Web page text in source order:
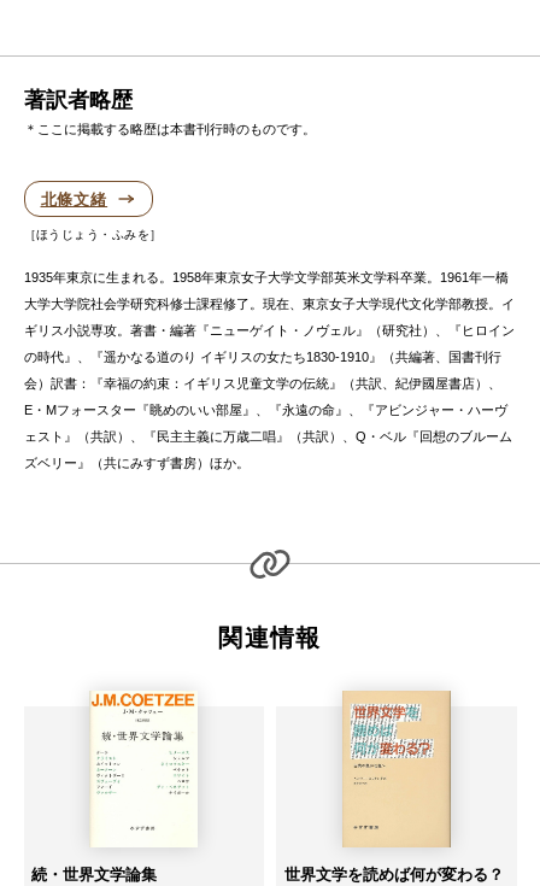
著訳者略歴
＊ここに掲載する略歴は本書刊行時のものです。
北條文緒
ほうじょう・ふみを
1935年東京に生まれる。1958年東京女子大学文学部英米文学科卒業。1961年一橋
大学大学院社会学研究科修士課程修了。現在、東京女子大学現代文化学部教授。イ
ギリス小説専攻。著書・編著『ニューゲイト・ノヴェル』（研究社）、『ヒロイン
の時代』、『遥かなる道のり イギリスの女たち1830-1910』（共編著、国書刊行
会）訳書：『幸福の約束：イギリス児童文学の伝統』（共訳、紀伊國屋書店）、
E・Mフォースター『眺めのいい部屋』、『永遠の命』、『アビンジャー・ハーヴ
ェスト』（共訳）、『民主主義に万歳二唱』（共訳）、Q・ベル『回想のブルーム
ズベリー』（共にみすず書房）ほか。
関連情報
続・世界文学論集 世界文学を読めば何が変わる？